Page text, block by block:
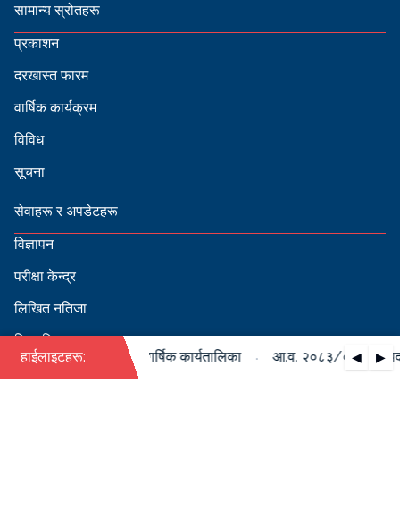
सामान्य स्रोतहरू
प्रकाशन
दरखास्त फारम
वार्षिक कार्यक्रम
विविध
सूचना
सेवाहरू र अपडेटहरू
विज्ञापन
परीक्षा केन्द्र
लिखित नतिजा
सिफारिस
हाईलाइटहरू: ◀ ▶
को पदपूर्ति सम्बन्धी वार्षिक कार्यतालिका आ.व. २०८३/०८४ को